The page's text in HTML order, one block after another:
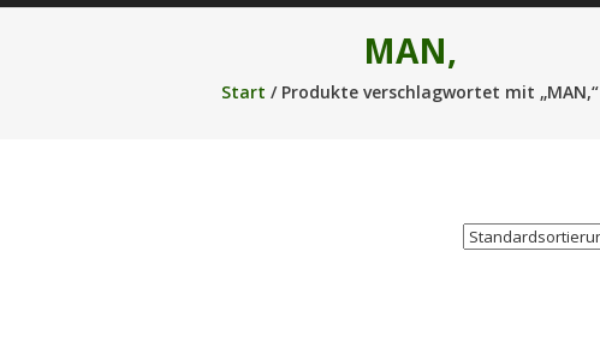
MAN,
Start / Produkte verschlagwortet mit „MAN,“